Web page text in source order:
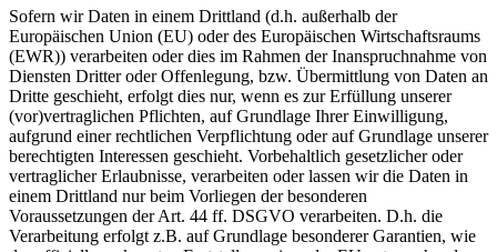
Sofern wir Daten in einem Drittland (d.h. außerhalb der
Europäischen Union (EU) oder des Europäischen Wirtschaftsraums
(EWR)) verarbeiten oder dies im Rahmen der Inanspruchnahme von
Diensten Dritter oder Offenlegung, bzw. Übermittlung von Daten an
Dritte geschieht, erfolgt dies nur, wenn es zur Erfüllung unserer
(vor)vertraglichen Pflichten, auf Grundlage Ihrer Einwilligung,
aufgrund einer rechtlichen Verpflichtung oder auf Grundlage unserer
berechtigten Interessen geschieht. Vorbehaltlich gesetzlicher oder
vertraglicher Erlaubnisse, verarbeiten oder lassen wir die Daten in
einem Drittland nur beim Vorliegen der besonderen
Voraussetzungen der Art. 44 ff. DSGVO verarbeiten. D.h. die
Verarbeitung erfolgt z.B. auf Grundlage besonderer Garantien, wie